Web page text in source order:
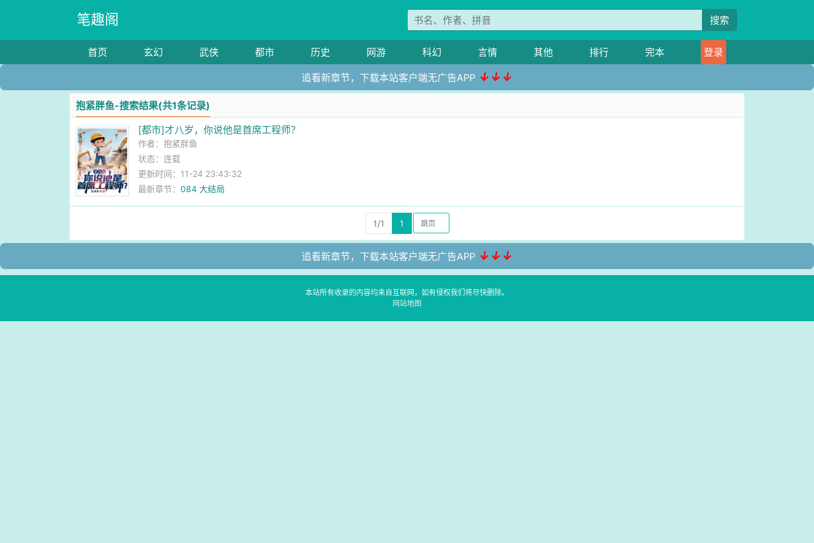
笔趣阁 搜索
首页 玄幻 武侠 都市 历史 网游 科幻 言情 其他 排行 完本 登录
追看新章节，下载本站客户端无广告APP ↓↓↓
抱紧胖鱼-搜索结果(共1条记录)
[都市]才八岁，你说他是首席工程师？
作者：抱紧胖鱼
状态：连载
更新时间：11-24 23:43:32
最新章节：084 大结局
1/1 1
追看新章节，下载本站客户端无广告APP ↓↓↓
本站所有收录的内容均来自互联网，如有侵权我们将尽快删除。
网站地图